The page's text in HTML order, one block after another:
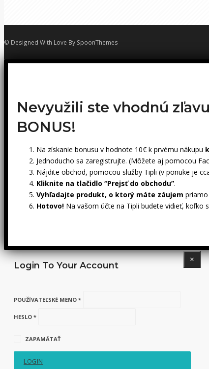
© Designed With Love By SpoonThemes
Nevyužili ste vhodnú
BONUS!
Na získanie bonusu v hodnote 10€ k prvému nákupu
Jednoducho sa zaregistrujte. (Môžete aj pomocou
Nájdite obchod, pomocou služby Tipli (v ponuke je
Kliknite na tlačidlo “Prejsť do obchodu”.
Vyhľadajte produkt, o ktorý máte záujem
Hotovo! Na vašom účte na Tipli budete vidieť, koľko
Login To Your Account
×
POUŽÍVATEĽSKÉ MENO *
HESLO *
ZAPAMÄTAŤ
LOGIN